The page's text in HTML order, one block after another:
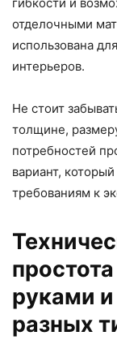
отделочными
использована
интерьеров.
Не стоит
толщине,
потребностей
вариант,
требованиям к
руками
разных